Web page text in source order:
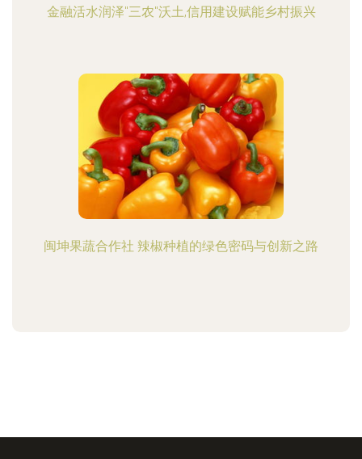
金融活水润泽"三农"沃土,信用建设赋能乡村振兴
闽坤果蔬合作社 辣椒种植的绿色密码与创新之路